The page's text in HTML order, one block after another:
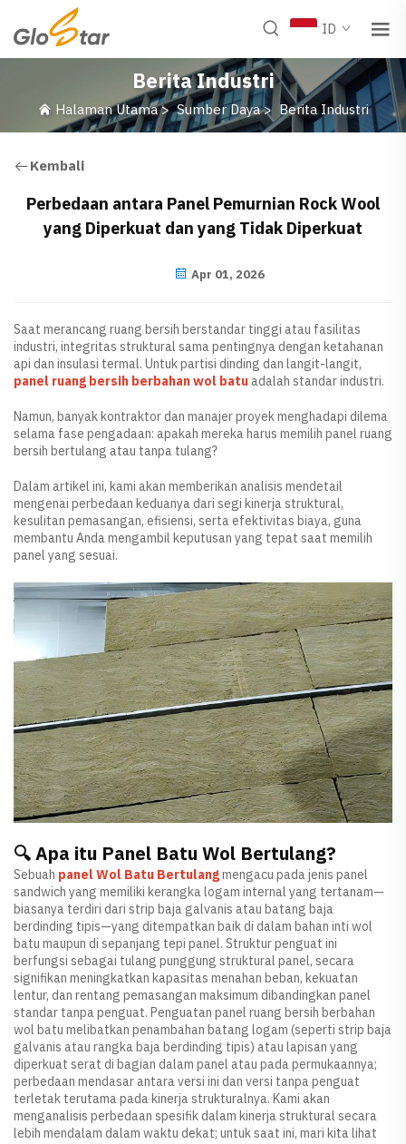
ID
Berita Industri
Halaman Utama>Sumber Daya> Berita Industri
Kembali
Perbedaan antara Panel Pemurnian Rock Wool
yang Diperkuat dan yang Tidak Diperkuat
Apr 01, 2026
Saat merancang ruang bersih berstandar tinggi atau fasilitas
industri, integritas struktural sama pentingnya dengan ketahanan
api dan insulasi termal. Untuk partisi dinding dan langit-langit,
panel ruang bersih berbahan wol batuadalah standar industri.
Namun, banyak kontraktor dan manajer proyek menghadapi dilema
selama fase pengadaan: apakah mereka harus memilih panel ruang
bersih bertulang atau tanpa tulang?
Dalam artikel ini, kami akan memberikan analisis mendetail
mengenai perbedaan keduanya dari segi kinerja struktural,
kesulitan pemasangan, efisiensi, serta efektivitas biaya, guna
membantu Anda mengambil keputusan yang tepat saat memilih
panel yang sesuai.
🔍 Apa itu Panel Batu Wol Bertulang?
Sebuah panel Wol Batu Bertulangmengacu pada jenis panel
sandwich yang memiliki kerangka logam internal yang tertanam—
biasanya terdiri dari strip baja galvanis atau batang baja
berdinding tipis—yang ditempatkan baik di dalam bahan inti wol
batu maupun di sepanjang tepi panel. Struktur penguat ini
berfungsi sebagai tulang punggung struktural panel, secara
signifikan meningkatkan kapasitas menahan beban, kekuatan
lentur, dan rentang pemasangan maksimum dibandingkan panel
standar tanpa penguat. Penguatan panel ruang bersih berbahan
wol batu melibatkan penambahan batang logam (seperti strip baja
galvanis atau rangka baja berdinding tipis) atau lapisan yang
diperkuat serat di bagian dalam panel atau pada permukaannya;
perbedaan mendasar antara versi ini dan versi tanpa penguat
terletak terutama pada kinerja strukturalnya. Kami akan
menganalisis perbedaan spesifik dalam kinerja struktural secara
lebih mendalam dalam waktu dekat; untuk saat ini, mari kita lihat